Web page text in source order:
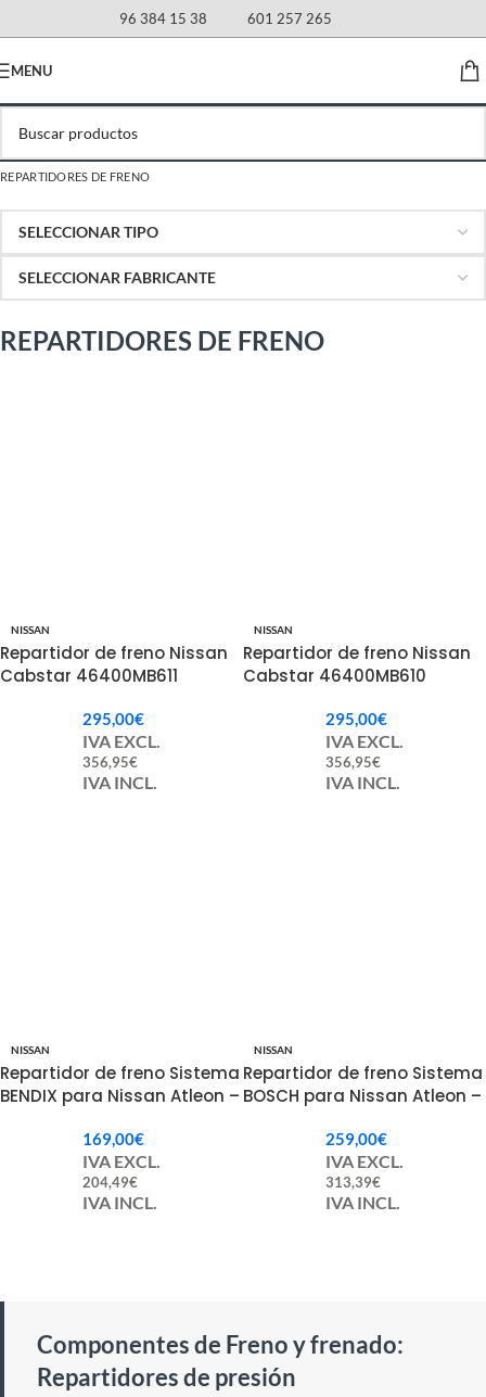
96 384 15 38 601 257 265
MENU
REPARTIDORES DE FRENO
REPARTIDORES DE FRENO
NISSAN
Repartidor de freno Nissan
Cabstar 46400MB611
295,00€
IVA EXCL.
356,95€
IVA INCL.
NISSAN
Repartidor de freno Nissan
Cabstar 46400MB610
295,00€
IVA EXCL.
356,95€
IVA INCL.
NISSAN
Repartidor de freno Sistema
BENDIX para Nissan Atleon –
169,00€
IVA EXCL.
204,49€
IVA INCL.
NISSAN
Repartidor de freno Sistema
BOSCH para Nissan Atleon –
259,00€
IVA EXCL.
313,39€
IVA INCL.
Componentes de Freno y frenado:
Repartidores de presión